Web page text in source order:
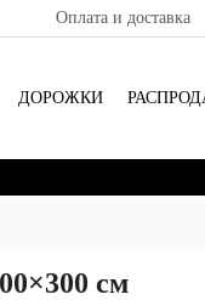
Оплата и доставка
ДОРОЖКИ
см